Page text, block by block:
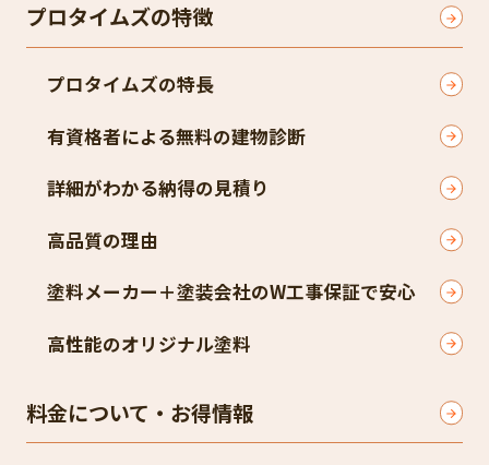
プロタイムズの特徴
プロタイムズの特長
有資格者による無料の建物診断
詳細がわかる納得の見積り
高品質の理由
塗料メーカー＋塗装会社のW工事保証で安心
高性能のオリジナル塗料
料金について・お得情報